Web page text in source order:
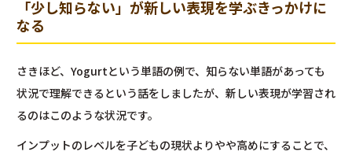
「少し知らない」が新しい表現を学ぶきっかけに
なる
さきほど、Yogurtという単語の例で、知らない単語があっても
状況で理解できるという話をしましたが、新しい表現が学習され
るのはこのような状況です。
インプットのレベルを子どもの現状よりやや高めにすることで、